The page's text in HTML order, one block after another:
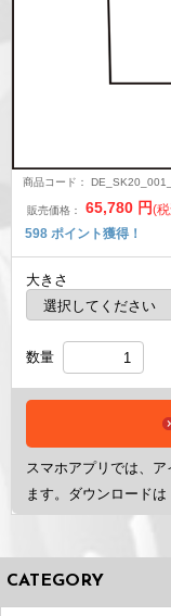
商品コード：
販売価格： 65,780 円(
598 ポイント獲得！
大きさ
数量
スマホアプリでは、ア
ます。ダウンロードは
CATEGORY